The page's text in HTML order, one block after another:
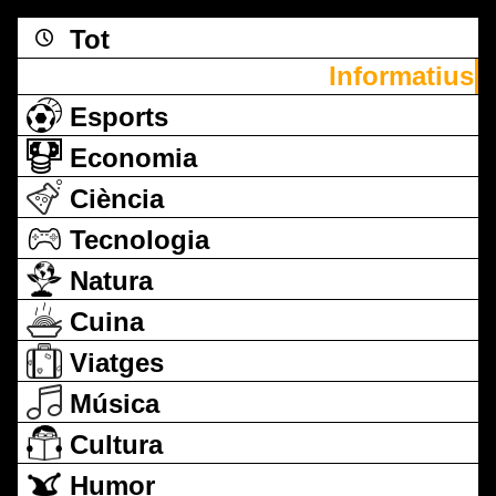
Tot
Informatius
Esports
Economia
Ciència
Tecnologia
Natura
Cuina
Viatges
Música
Cultura
Humor